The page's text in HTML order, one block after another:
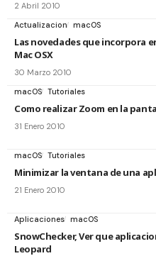
2 Abril 2010
Actualizacion macOS
Las novedades que incorpora
Mac OSX
30 Marzo 2010
macOS Tutoriales
Como realizar Zoom en la
31 Enero 2010
macOS Tutoriales
Minimizar la ventana de una
21 Enero 2010
Aplicaciones macOS
SnowChecker, Ver que
Leopard